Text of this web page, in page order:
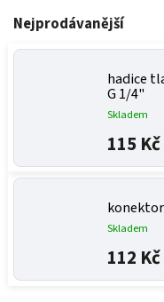
Nejprodávanější
hadice
G 1/4"
Skladem
115 Kč
Skladem
112 Kč